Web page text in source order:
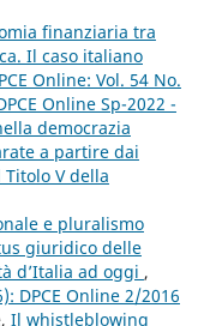
finanziaria tra
Il caso italiano
Online: Vol. 54 No.
Online Sp-2022 -
democrazia
a partire dai
V della
e pluralismo
giuridico delle
d’Italia ad oggi ,
DPCE Online 2/2016
Il whistleblowing